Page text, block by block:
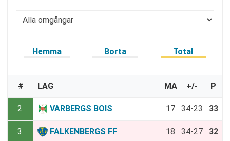
Hemma Borta Total
# LAG MA +/- P
2. VARBERGS BOIS 17 34-23 33
3. FALKENBERGS FF 18 34-27 32